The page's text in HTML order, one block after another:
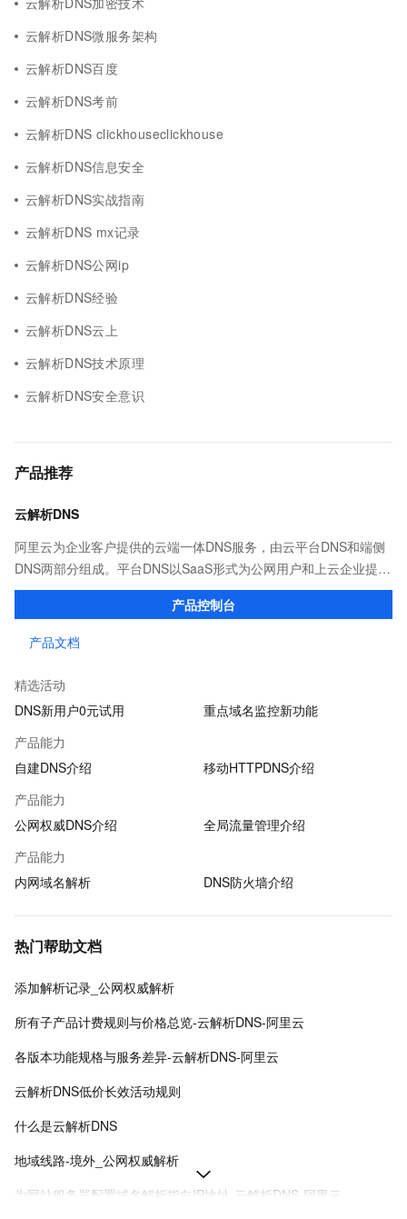
云解析DNS微服务架构
云解析DNS百度
云解析DNS考前
云解析DNS clickhouseclickhouse
云解析DNS信息安全
云解析DNS实战指南
云解析DNS mx记录
云解析DNS公网ip
云解析DNS经验
云解析DNS云上
云解析DNS技术原理
云解析DNS安全意识
产品推荐
云解析DNS
阿里云为企业客户提供的云端一体DNS服务，由云平台DNS和端侧
DNS两部分组成。平台DNS以SaaS形式为公网用户和上云企业提供
高效稳定的域名解析服务；端侧DNS则通过自建DNS软件及移动端
SDK，满足企业多种场景下的解析需求。
产品控制台
产品文档
精选活动
DNS新用户0元试用
重点域名监控新功能
产品能力
自建DNS介绍
移动HTTPDNS介绍
产品能力
公网权威DNS介绍
全局流量管理介绍
产品能力
内网域名解析
DNS防火墙介绍
热门帮助文档
添加解析记录_公网权威解析
所有子产品计费规则与价格总览-云解析DNS-阿里云
各版本功能规格与服务差异-云解析DNS-阿里云
云解析DNS低价长效活动规则
什么是云解析DNS
地域线路-境外_公网权威解析
为网站服务器配置域名解析指向IP地址-云解析DNS-阿里云